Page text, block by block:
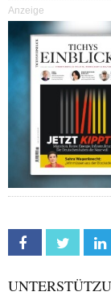
Anzeige
Facebook Twitter